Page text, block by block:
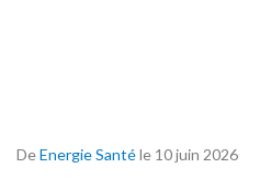
DeEnergie Santéle 10 juin 2026